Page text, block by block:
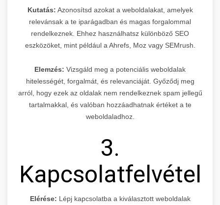
Kutatás: Azonosítsd azokat a weboldalakat, amelyek
relevánsak a te iparágadban és magas forgalommal
rendelkeznek. Ehhez használhatsz különböző SEO
eszközöket, mint például a Ahrefs, Moz vagy SEMrush.
Elemzés: Vizsgáld meg a potenciális weboldalak
hitelességét, forgalmát, és relevanciáját. Győződj meg
arról, hogy ezek az oldalak nem rendelkeznek spam jellegű
tartalmakkal, és valóban hozzáadhatnak értéket a te
weboldaladhoz.
3.
Kapcsolatfelvétel
Elérése: Lépj kapcsolatba a kiválasztott weboldalak